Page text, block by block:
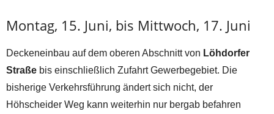
Montag, 15. Juni, bis Mittwoch, 17. Juni
Deckeneinbau auf dem oberen Abschnitt von Löhdorfer
Straße bis einschließlich Zufahrt Gewerbegebiet. Die
bisherige Verkehrsführung ändert sich nicht, der
Höhscheider Weg kann weiterhin nur bergab befahren